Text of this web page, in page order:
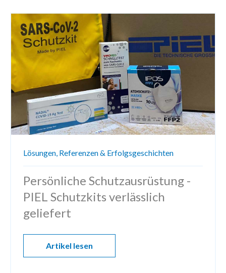
Lösungen, Referenzen & Erfolgsgeschichten
Persönliche Schutzausrüstung -
PIEL Schutzkits verlässlich
geliefert
Artikel lesen